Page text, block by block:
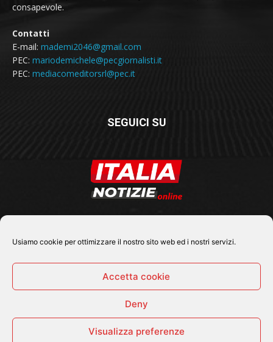
Usiamo cookie per ottimizzare il nostro sito web ed i nostri servizi.
Accetta cookie
Deny
Visualizza preferenze
consapevole.
Contatti
E-mail: mademi2046@gmail.com
PEC: mariodemichele@pecgiornalisti.it
PEC: mediacomeditorsrl@pec.it
SEGUICI SU
© 2026 Tutti i diritti riservati - Italia Notizie .online |
Cronaca Economia